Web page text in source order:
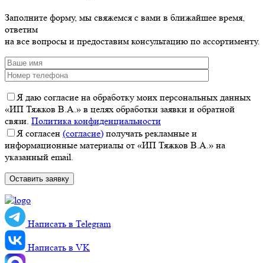
Заполните форму, мы свяжемся с вами в ближайшее время,
ответим
на все вопросы и предоставим консультацию по ассортименту.
Я даю согласие на обработку моих персональных данных
«ИП Тяжков В.А.» в целях обработки заявки и обратной
связи. Политика конфиденциальности
Я согласен (согласие) получать рекламные и
информационные материалы от «ИП Тяжков В.А.» на
указанный email.
Написать в Telegram
Написать в VK